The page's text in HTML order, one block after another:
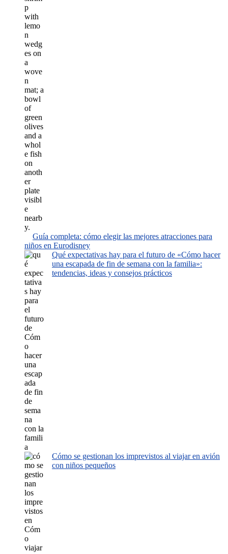
Guía completa: cómo elegir las mejores atracciones para
niños en Eurodisney
Qué expectativas hay para el futuro de «Cómo hacer
una escapada de fin de semana con la familia»:
tendencias, ideas y consejos prácticos
Cómo se gestionan los imprevistos al viajar en avión
con niños pequeños